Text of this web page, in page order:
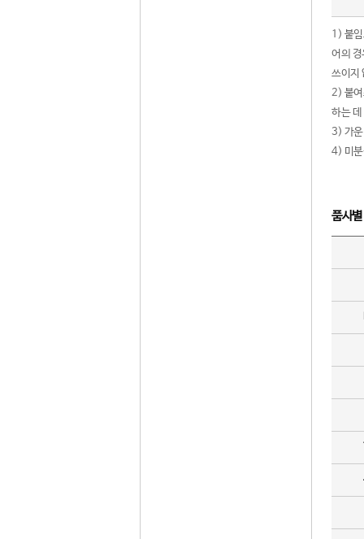
1) 붙
어의
쓰이지
2) 붙여
하는
3) 가운
4) 미분
품사